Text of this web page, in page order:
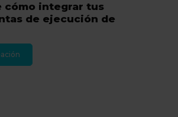
cómo integrar tus
de ejecución de